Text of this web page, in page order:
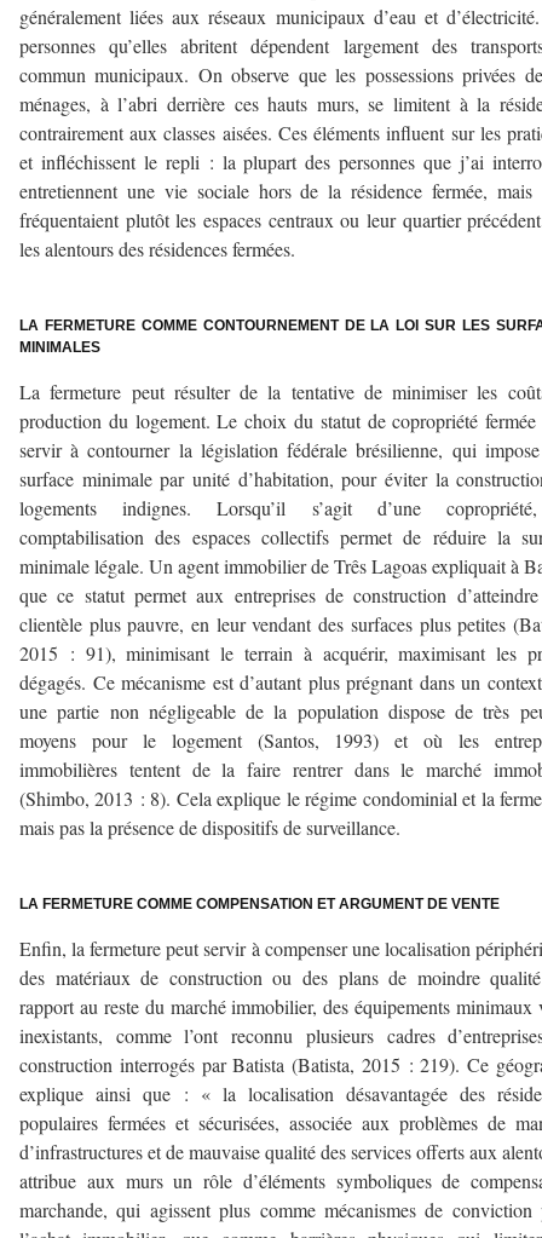
généralement liées aux réseaux municipaux d’eau et
personnes qu’elles abritent dépendent largement des
commun municipaux. On observe que les possessions privées
ménages, à l’abri derrière ces hauts murs, se limitent à la
contrairement aux classes aisées. Ces éléments influent sur les
et infléchissent le repli : la plupart des personnes que j’ai
entretiennent une vie sociale hors de la résidence fermée, mais
fréquentaient plutôt les espaces centraux ou leur quartier
les alentours des résidences fermées.
LA FERMETURE COMME CONTOURNEMENT DE LA LOI SUR LES
MINIMALES
La fermeture peut résulter de la tentative de minimiser les
production du logement. Le choix du statut de copropriété fermée
servir à contourner la législation fédérale brésilienne, qui
surface minimale par unité d’habitation, pour éviter la
logements indignes. Lorsqu’il s’agit d’une
comptabilisation des espaces collectifs permet de réduire la
minimale légale. Un agent immobilier de Três Lagoas expliquait à
que ce statut permet aux entreprises de construction
clientèle plus pauvre, en leur vendant des surfaces plus petites
2015 : 91), minimisant le terrain à acquérir, maximisant les
dégagés. Ce mécanisme est d’autant plus prégnant dans un
une partie non négligeable de la population dispose de très
moyens pour le logement (Santos, 1993) et où les
immobilières tentent de la faire rentrer dans le marché
(Shimbo, 2013 : 8). Cela explique le régime condominial et la
mais pas la présence de dispositifs de surveillance.
LA FERMETURE COMME COMPENSATION ET ARGUMENT DE VENTE
Enfin, la fermeture peut servir à compenser une localisation
des matériaux de construction ou des plans de moindre
rapport au reste du marché immobilier, des équipements minimaux
inexistants, comme l’ont reconnu plusieurs cadres
construction interrogés par Batista (Batista, 2015 : 219). Ce
explique ainsi que : « la localisation désavantagée des
populaires fermées et sécurisées, associée aux problèmes de
d’infrastructures et de mauvaise qualité des services offerts aux
attribue aux murs un rôle d’éléments symboliques de
marchande, qui agissent plus comme mécanismes de conviction